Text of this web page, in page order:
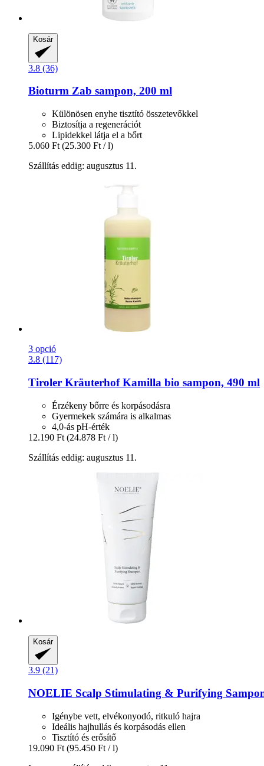
Kosár
3.8 (36)
Bioturm Zab sampon, 200 ml
Különösen enyhe tisztító összetevőkkel
Biztosítja a regenerációt
Lipidekkel látja el a bőrt
5.060 Ft (25.300 Ft / l)
Szállítás eddig: augusztus 11.
3 opció
3.8 (117)
Tiroler KräuterhofKamilla bio sampon, 490 ml
Érzékeny bőrre és korpásodásra
Gyermekek számára is alkalmas
4,0-ás pH-érték
12.190 Ft (24.878 Ft / l)
Szállítás eddig: augusztus 11.
Kosár
3.9 (21)
NOELIE Scalp Stimulating & Purifying
Igénybe vett, elvékonyodó, ritkuló hajra
Ideális hajhullás és korpásodás ellen
Tisztító és erősítő
19.090 Ft (95.450 Ft / l)